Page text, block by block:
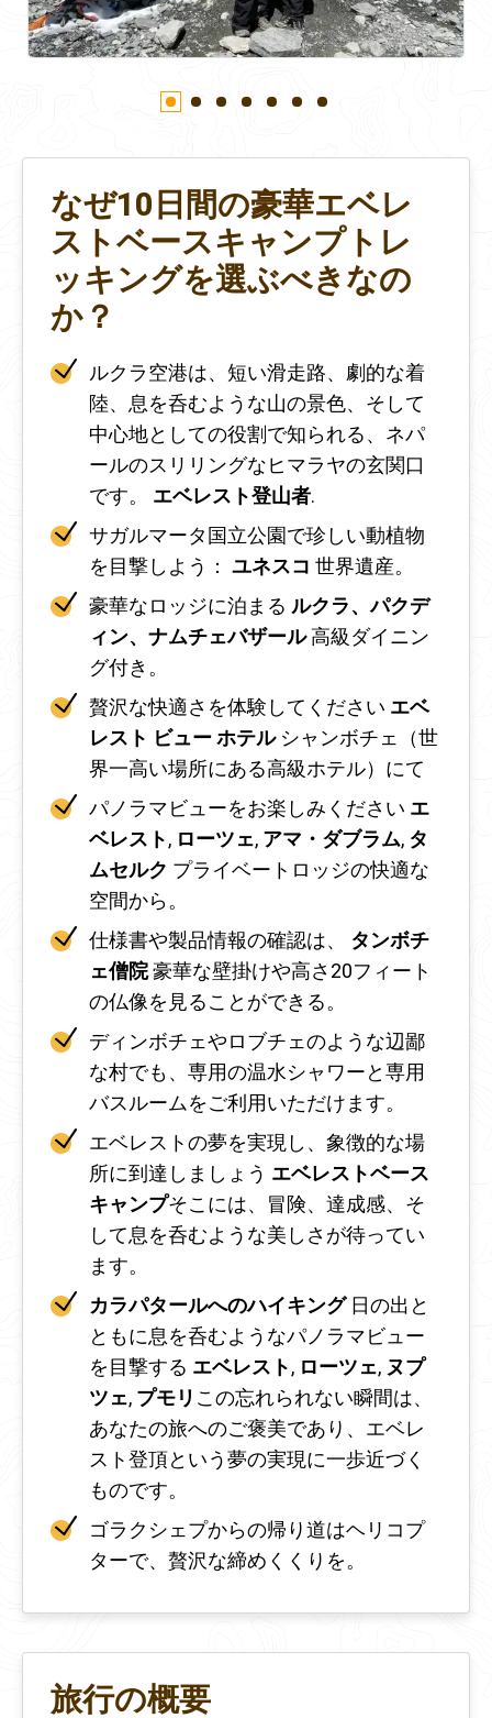
なぜ10日間の豪華エベレ
ストベースキャンプトレ
ッキングを選ぶべきなの
か？
ルクラ空港は、短い滑走路、劇的な着
陸、息を呑むような山の景色、そして
中心地としての役割で知られる、ネパ
ールのスリリングなヒマラヤの玄関口
です。 エベレスト登山者.
サガルマータ国立公園で珍しい動植物
を目撃しよう： ユネスコ 世界遺産。
豪華なロッジに泊まる ルクラ、パクデ
ィン、ナムチェバザール高級ダイニン
グ付き。
贅沢な快適さを体験してください エベ
レスト ビュー ホテルシャンボチェ（世
界一高い場所にある高級ホテル）にて
パノラマビューをお楽しみください エ
ベレスト, ローツェ, アマ・ダブラム, タ
ムセルク プライベートロッジの快適な
空間から。
仕様書や製品情報の確認は、 タンボチ
ェ僧院豪華な壁掛けや高さ20フィート
の仏像を見ることができる。
ディンボチェやロブチェのような辺鄙
な村でも、専用の温水シャワーと専用
バスルームをご利用いただけます。
エベレストの夢を実現し、象徴的な場
所に到達しましょう エベレストベース
キャンプそこには、冒険、達成感、そ
して息を呑むような美しさが待ってい
ます。
カラパタールへのハイキング日の出と
ともに息を呑むようなパノラマビュー
を目撃する エベレスト, ローツェ, ヌプ
ツェ, プモリ この忘れられない瞬間は、
あなたの旅へのご褒美であり、エベレ
スト登頂という夢の実現に一歩近づく
ものです。
ゴラクシェプからの帰り道はヘリコプ
ターで、贅沢な締めくくりを。
旅行の概要